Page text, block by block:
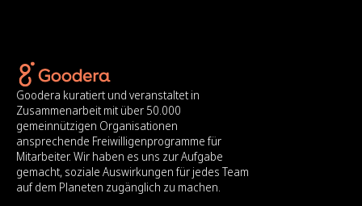
Goodera kuratiert und veranstaltet in
Zusammenarbeit mit über 50.000
gemeinnützigen Organisationen
ansprechende Freiwilligenprogramme für
Mitarbeiter. Wir haben es uns zur Aufgabe
gemacht, soziale Auswirkungen für jedes Team
auf dem Planeten zugänglich zu machen.